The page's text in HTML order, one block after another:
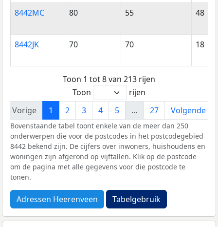
8442MC 80 55 48
8442JK 70 70 18
Toon 1 tot 8 van 213 rijen
Toon
rijen
Vorige
1 2 3 4 5 … 27 Volgende
Bovenstaande tabel toont enkele van de meer dan 250
onderwerpen die voor de postcodes in het postcodegebied
8442 bekend zijn. De cijfers over inwoners, huishoudens en
woningen zijn afgerond op vijftallen. Klik op de postcode
om de pagina met alle gegevens voor die postcode te
tonen.
Adressen Heerenveen Tabelgebruik